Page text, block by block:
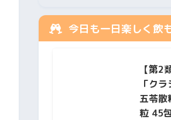
今日も一日楽しく飲
【第2
「ク
五苓散
粒 45